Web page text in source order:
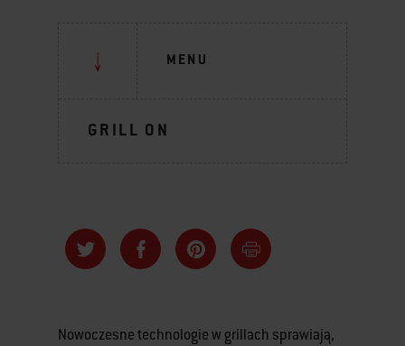
MENU
GRILL ON
Nowoczesne technologie w grillach sprawiają,